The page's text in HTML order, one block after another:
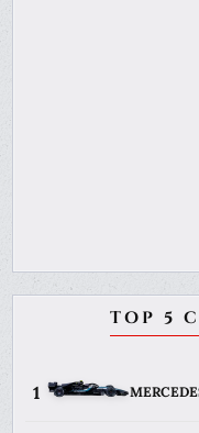
TOP 5
1